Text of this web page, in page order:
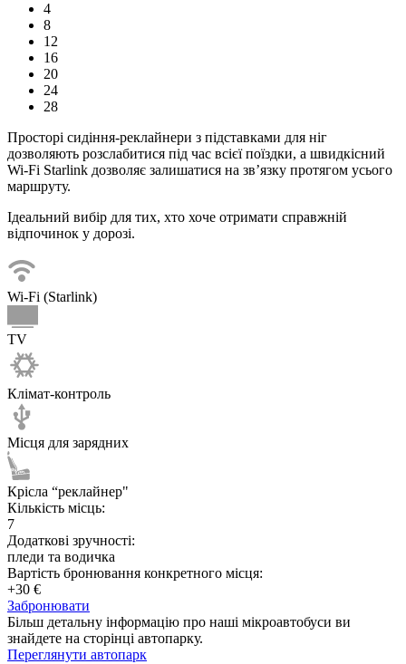
4
8
12
16
20
24
28
Просторі сидіння-реклайнери з підставками для ніг
дозволяють розслабитися під час всієї поїздки, а швидкісний
Wi-Fi Starlink дозволяє залишатися на зв’язку протягом усього
маршруту.
Ідеальний вибір для тих, хто хоче отримати справжній
відпочинок у дорозі.
Wi-Fi (Starlink)
TV
Клімат-контроль
Місця для зарядних
Крісла “реклайнер"
Кількість місць:
7
Додаткові зручності:
пледи та водичка
Вартість бронювання конкретного місця:
+30 €
Забронювати
Більш детальну інформацію про наші мікроавтобуси ви
знайдете на сторінці автопарку.
Переглянути автопарк